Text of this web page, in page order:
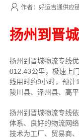
作者：好运吉通供应
扬州到晋
扬州到晋城物流专线
812.43公里， 极速上
线用时约9小时，预计
陵川县、泽州县、高平
扬州到晋城物流专线
体系、良好的物流网
技术为工厂、贸易商